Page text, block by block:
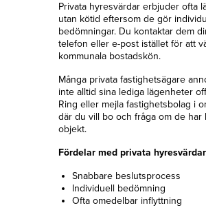
Privata hyresvärdar erbjuder ofta
utan kötid eftersom de gör
bedömningar. Du kontaktar dem
telefon eller e-post istället för att
kommunala bostadskön.
Många privata fastighetsägare
inte alltid sina lediga lägenheter
Ring eller mejla fastighetsbolag i
där du vill bo och fråga om de har
objekt.
Fördelar med privata
Snabbare beslutsprocess
Individuell bedömning
Ofta omedelbar inflyttning